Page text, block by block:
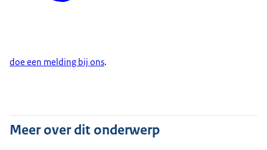
doe een melding bij ons.
Meer over dit onderwerp